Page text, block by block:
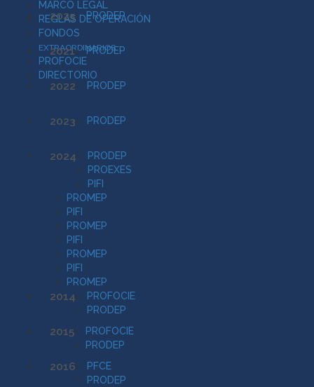
MARCO LEGAL
REGLAS DE OPERACIÓN
FONDOS
EXTRAORDINARIOS
PROFOCIE
DIRECTORIO
2025 PRODEP
2021 PRODEP
2022 PRODEP
2023 PRODEP
2024
PRODEP
PROEXES
PIFI
PROMEP
PIFI
PROMEP
PIFI
PROMEP
PIFI
PROMEP
2014
PROFOCIE
PRODEP
2015
PROFOCIE
PRODEP
2016
PFCE
PRODEP